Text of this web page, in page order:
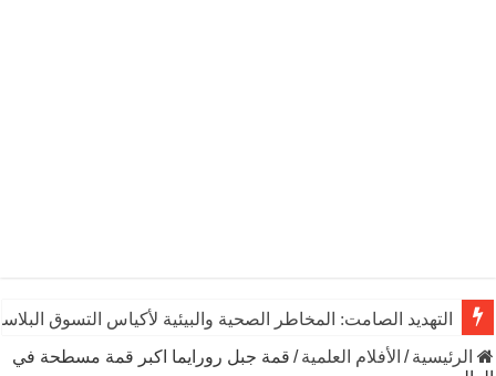
التهديد الصامت: المخاطر الصحية والبيئية لأكياس التسوق
الرئيسية / الأفلام العلمية / قمة جبل رورايما اكبر قمة مسطحة في